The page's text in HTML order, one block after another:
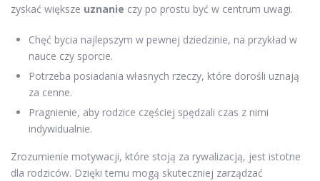
zyskać większe uznanie czy po prostu być w centrum uwagi.
Chęć bycia najlepszym w pewnej dziedzinie, na przykład w
nauce czy sporcie.
Potrzeba posiadania własnych rzeczy, które dorośli uznają
za cenne.
Pragnienie, aby rodzice częściej spędzali czas z nimi
indywidualnie.
Zrozumienie motywacji, które stoją za rywalizacją, jest istotne
dla rodziców. Dzięki temu mogą skuteczniej zarządzać